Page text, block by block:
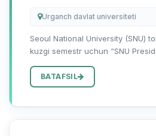
Urganch davlat universiteti
Seoul National University (SNU)
kuzgi semestr uchun “SNU
ma’lum qiladi. Mazkur dastur
davlatlardagi oliy...
BATAFSIL